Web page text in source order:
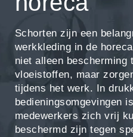
Schorten zijn een
werkkleding in de
niet alleen bescherming
vloeistoffen, maar
tijdens het werk. In
bedieningsomgevingen
medewerkers zich vrij
beschermd zijn tegen